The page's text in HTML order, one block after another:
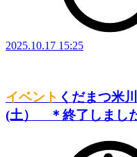
2025.10.17 15:25
イベント くだまつ米
(土） ＊終了しまし